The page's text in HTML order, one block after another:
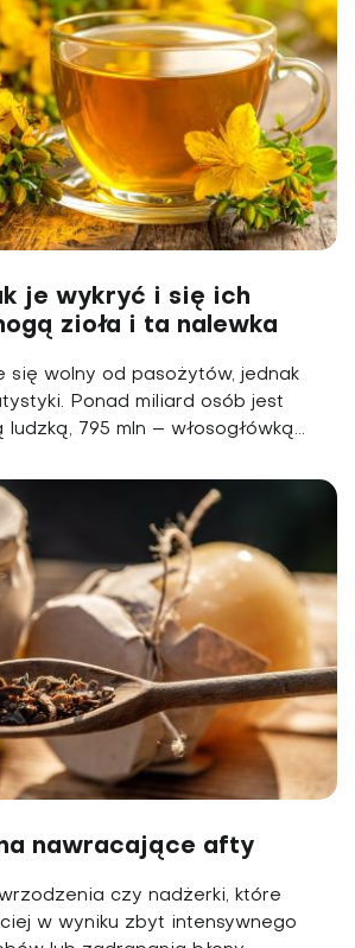
je wykryć i się ich
zioła i ta nalewka
się wolny od pasożytów, jednak
Ponad miliard osób jest
795 mln – włosogłówką...
nawracające afty
czy nadżerki, które
w wyniku zbyt intensywnego